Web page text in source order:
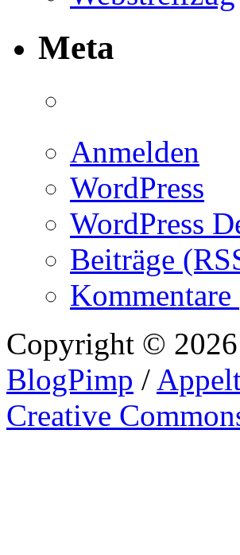
Meta
Anmelden
WordPress
WordPress
Beiträge
Kommentare
Copyright ©
BlogPimp /
Creative